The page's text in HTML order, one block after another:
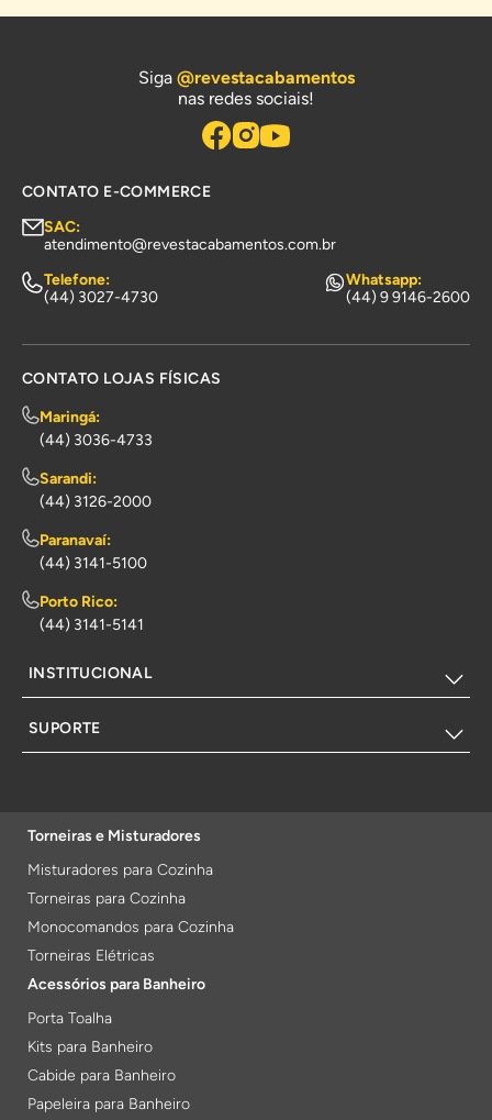
Siga @revestacabamentos
nas redes sociais!
CONTATO E-COMMERCE
SAC:
atendimento@revestacabamentos.com.br
Telefone:
(44) 3027-4730
Whatsapp:
(44) 9 9146-2600
CONTATO LOJAS FÍSICAS
Maringá:
(44) 3036-4733
Sarandi:
(44) 3126-2000
Paranavaí:
(44) 3141-5100
Porto Rico:
(44) 3141-5141
INSTITUCIONAL
SUPORTE
Torneiras e Misturadores
Misturadores para Cozinha
Torneiras para Cozinha
Monocomandos para Cozinha
Torneiras Elétricas
Acessórios para Banheiro
Porta Toalha
Kits para Banheiro
Cabide para Banheiro
Papeleira para Banheiro